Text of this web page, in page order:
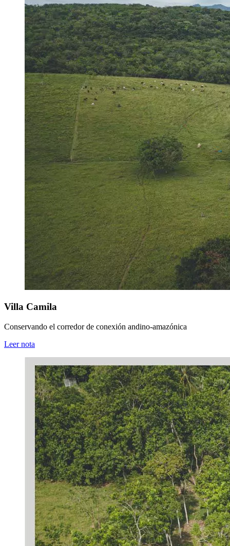
Villa Camila
Conservando el corredor de conexión andino-amazónica
Leer nota